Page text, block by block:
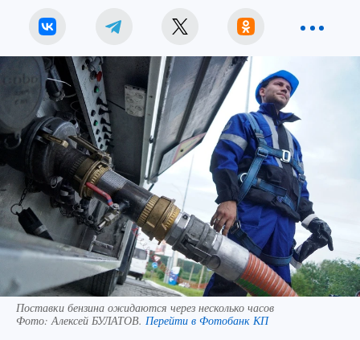
Поставки бензина ожидаются через несколько часов
Фото: Алексей БУЛАТОВ. Перейти в Фотобанк КП